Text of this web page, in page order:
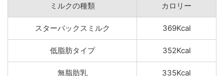
ミルクの種類 カロリー
スターバックスミルク 369Kcal
低脂肪タイプ 352Kcal
無脂肪乳 335Kcal